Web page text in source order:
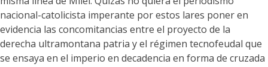
nacional-catolicista imperante por estos lares poner en
evidencia las concomitancias entre el proyecto de la
derecha ultramontana patria y el régimen tecnofeudal que
se ensaya en el imperio en decadencia en forma de cruzada